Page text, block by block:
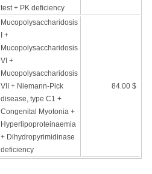
test + PK deficiency
Mucopolysaccharidosis
I +
Mucopolysaccharidosis
VI +
Mucopolysaccharidosis
VII + Niemann-Pick
disease, type C1 +
Congenital Myotonia +
Hyperlipoproteinaemia
+ Dihydropyrimidinase
deficiency
84.00 $